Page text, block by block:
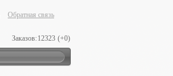
Обратная связь
Заказов:12323 (+0)